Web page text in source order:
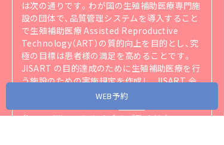
WEB予約
は次の通りです。 わが国の生殖補助医療専門施
設の団体で、品質管理システムを導入すること
で生殖補助医療 Assisted Reproductive
Technology（ART）の質的向上を目的とし、究
極の目標は患者様の満足を高めることです。
JISART の目的達成のために生殖補助医療を行
う施設のための実施規定を作成し、JISART 会
員はそれを順守することを義務づけられていま
（https://jisart.jp/rule/）をご覧ください。